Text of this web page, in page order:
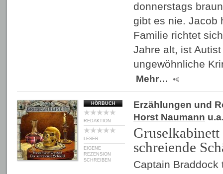
donnerstags
gibt es nie. Jacob
Familie richtet
Jahre alt, ist
ungewöhnliche
Mehr…
HÖRBUCH
REDAKTION
LESER
EIGENE
REZENSION
SCHREIBEN
Erzählungen und
Horst Naumann
schreiende
Captain Braddock